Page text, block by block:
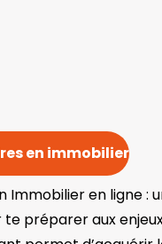
en immobilier
en ligne :
préparer aux